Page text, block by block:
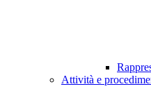
Attività e